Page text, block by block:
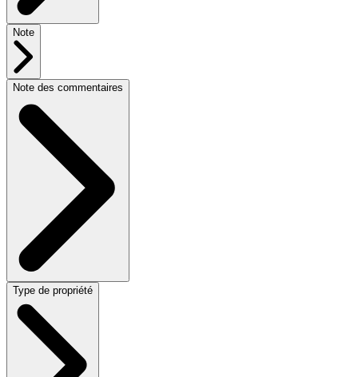
Note
Note des commentaires
Type de propriété